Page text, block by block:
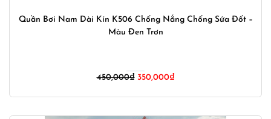
Quần Bơi Nam Dài Kín K506 Chống Nắng Chống Sứa Đốt –
Màu Đen Trơn
450,000₫ Giá
450,000₫.
350,000₫Giá
là: